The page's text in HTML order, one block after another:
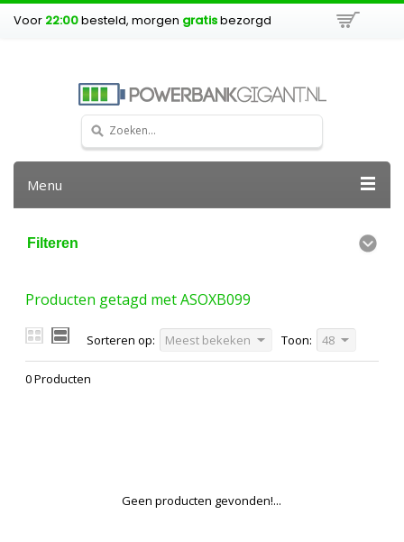
Voor 22:00besteld, morgen gratisbezorgd
Menu
Filteren
Producten getagd met ASOXB099
Sorteren op: Meest bekeken Toon: 48
0 Producten
Geen producten gevonden!...